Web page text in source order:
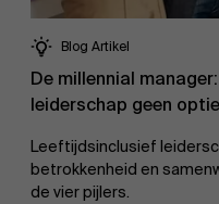
Blog Artikel
De millennial
leiderschap geen
Leeftijdsinclusief
betrokkenheid en
de vier pijlers.